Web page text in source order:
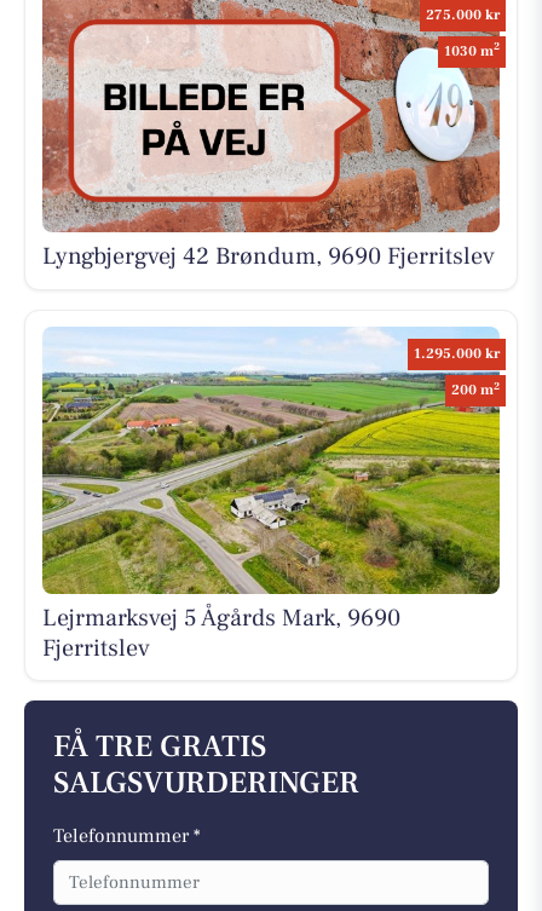
275.000 kr
1030 m2
Lyngbjergvej 42 Brøndum, 9690 Fjerritslev
1.295.000 kr
200 m2
Lejrmarksvej 5 Ågårds Mark, 9690
Fjerritslev
FÅ TRE GRATIS
SALGSVURDERINGER
Telefonnummer *